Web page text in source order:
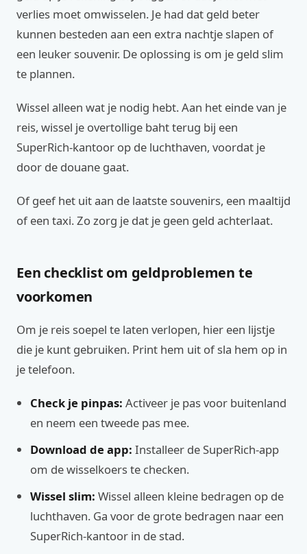
verlies moet omwisselen. Je had dat geld beter
kunnen besteden aan een extra nachtje slapen of
een leuker souvenir. De oplossing is om je geld slim
te plannen.
Wissel alleen wat je nodig hebt. Aan het einde van je
reis, wissel je overtollige baht terug bij een
SuperRich-kantoor op de luchthaven, voordat je
door de douane gaat.
Of geef het uit aan de laatste souvenirs, een maaltijd
of een taxi. Zo zorg je dat je geen geld achterlaat.
Een checklist om geldproblemen te
voorkomen
Om je reis soepel te laten verlopen, hier een lijstje
die je kunt gebruiken. Print hem uit of sla hem op in
je telefoon.
Check je pinpas: Activeer je pas voor buitenland
en neem een tweede pas mee.
Download de app: Installeer de SuperRich-app
om de wisselkoers te checken.
Wissel slim: Wissel alleen kleine bedragen op de
luchthaven. Ga voor de grote bedragen naar een
SuperRich-kantoor in de stad.